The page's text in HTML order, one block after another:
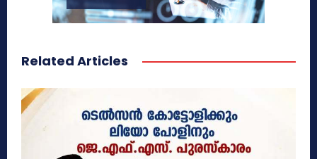
Related Articles